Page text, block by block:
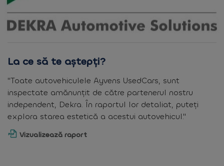
La ce să te aștepți?
"Toate autovehiculele Ayvens UsedCars, sunt
inspectate amănunțit de către partenerul nostru
independent, Dekra. În raportul lor detaliat, puteți
explora starea estetică a acestui autovehicul."
Vizualizează raport